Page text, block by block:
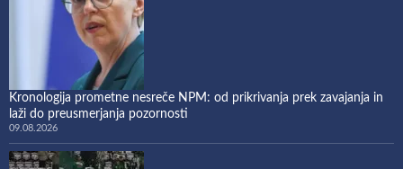
Kronologija prometne nesreče NPM: od prikrivanja prek zavajanja in
laži do preusmerjanja pozornosti
09.08.2026